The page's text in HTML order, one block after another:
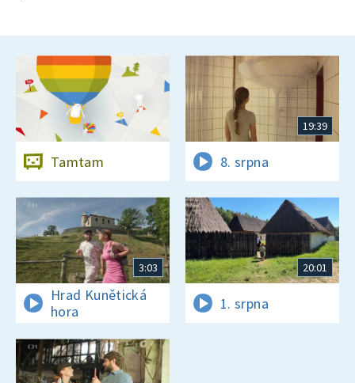
Tamtam
19:39
8. srpna
3:03
Hrad Kunětická
hora
20:01
1. srpna